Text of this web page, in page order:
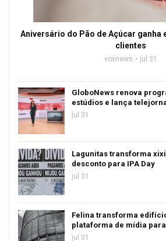
Aniversário do Pão de Açúcar ganha
clientes
voxnews jul 31
GloboNews renova
estúdios e lança
jul 31
Lagunitas transforma
desconto para IPA Day
jul 31
Felina transforma
plataforma de mídia
jul 31